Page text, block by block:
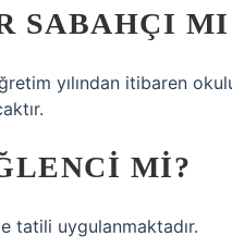
SABAHÇI
yılından itibaren
MI?
tatili uygulanmaktadır.